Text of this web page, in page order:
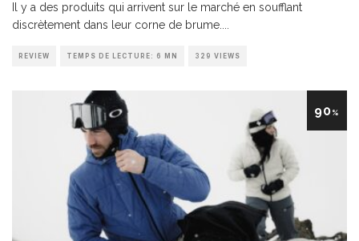
Il y a des produits qui arrivent sur le marché en soufflant
discrètement dans leur corne de brume.
REVIEW TEMPS DE LECTURE: 6 MN 329 VIEWS
90%